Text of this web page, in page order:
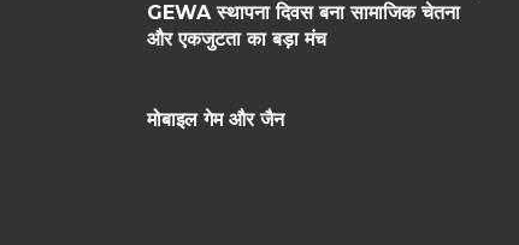
GEWA स्थापना दिवस बना सामाजिक चेतना
और एकजुटता का बड़ा मंच
मोबाइल गेम और जैन